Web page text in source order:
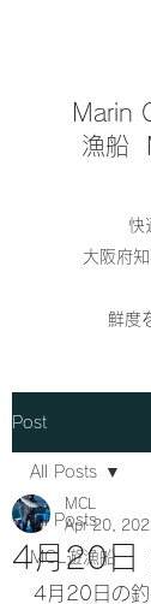
Marin
漁船
快
大阪府
鮮度
Post
All Posts
MCL遊漁船
All Posts
4月20日
MCL
Apr 20,
4月20日の